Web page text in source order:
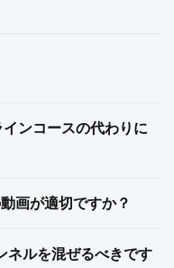
ンコースの代わりに
画が適切ですか？
ネルを混ぜるべきです